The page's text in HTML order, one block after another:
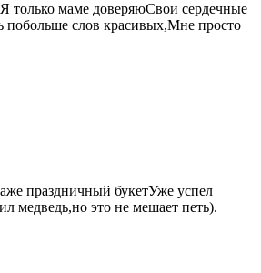
только маме доверяюСвои сердечные
побольше слов красивых,Мне просто
праздничный букетУже успел
медведь,но это не мешает петь).